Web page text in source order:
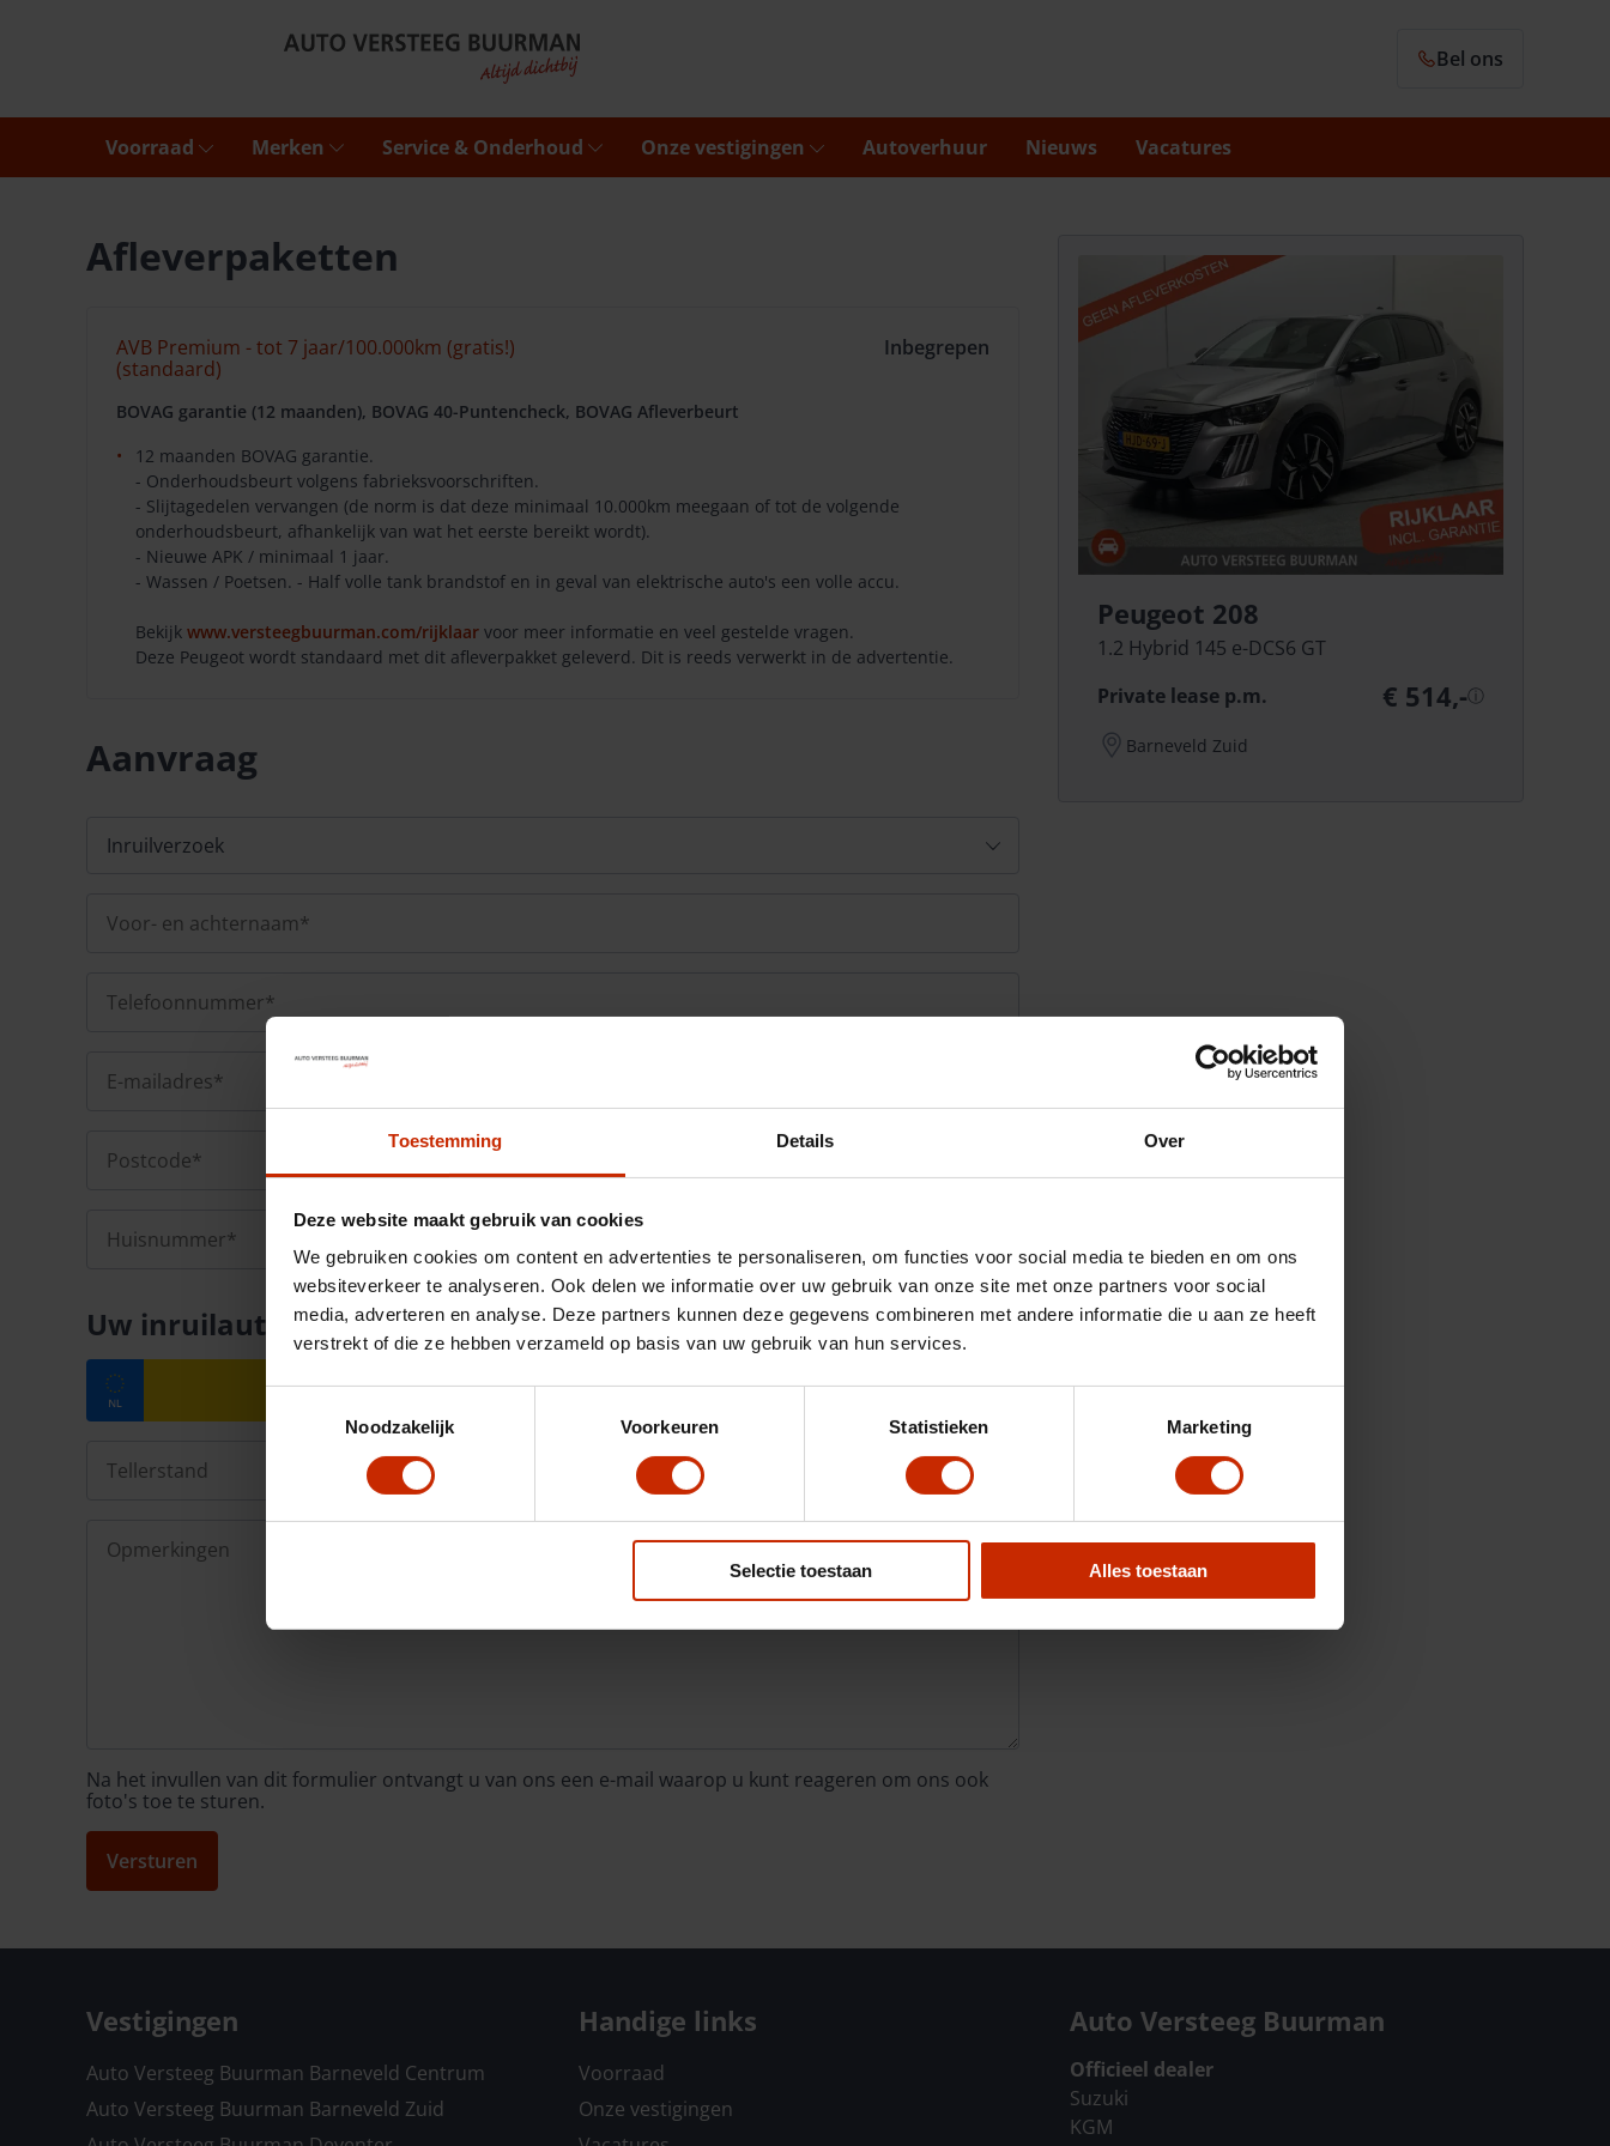
Toestemming Details Over
Deze website maakt gebruik van cookies
We gebruiken cookies om content en advertenties te personaliseren, om functies voor social media te bieden en om ons
websiteverkeer te analyseren. Ook delen we informatie over uw gebruik van onze site met onze partners voor social
media, adverteren en analyse. Deze partners kunnen deze gegevens combineren met andere informatie die u aan ze heeft
verstrekt of die ze hebben verzameld op basis van uw gebruik van hun services.
Noodzakelijk
Voorkeuren Statistieken Marketing
Selectie toestaan Alles toestaan
Bel ons
Voorraad Merken Service & Onderhoud Onze vestigingen Autoverhuur Nieuws Vacatures
Afleverpaketten
AVB Premium - tot 7 jaar/100.000km (gratis!)
(standaard)
Inbegrepen
BOVAG garantie (12 maanden), BOVAG 40-Puntencheck, BOVAG Afleverbeurt
12 maanden BOVAG garantie.
- Onderhoudsbeurt volgens fabrieksvoorschriften.
- Slijtagedelen vervangen (de norm is dat deze minimaal 10.000km meegaan of tot de volgende
onderhoudsbeurt, afhankelijk van wat het eerste bereikt wordt).
- Nieuwe APK / minimaal 1 jaar.
- Wassen / Poetsen. - Half volle tank brandstof en in geval van elektrische auto's een volle accu.
Bekijk www.versteegbuurman.com/rijklaar voor meer informatie en veel gestelde vragen.
Deze Peugeot wordt standaard met dit afleverpakket geleverd. Dit is reeds verwerkt in de advertentie.
Aanvraag
Uw inruilauto
Na het invullen van dit formulier ontvangt u van ons een e-mail waarop u kunt reageren om ons ook
foto's toe te sturen.
Versturen
Peugeot 208
1.2 Hybrid 145 e-DCS6 GT
Private lease p.m.
€ 514,-ⓘ
Barneveld Zuid
Vestigingen
Auto Versteeg Buurman Barneveld Centrum
Auto Versteeg Buurman Barneveld Zuid
Handige links
Voorraad
Onze vestigingen
Auto Versteeg Buurman
Officieel dealer
Suzuki
KGM